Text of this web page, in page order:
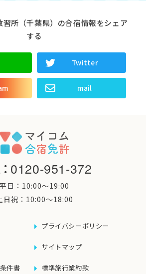
習所（千葉県）の合宿情報をシェア
する
Twitter
mail
0120-951-372
平日：10:00〜19:00
日祝：10:00〜18:00
プライバシーポリシー
サイトマップ
件書 標準旅行業約款